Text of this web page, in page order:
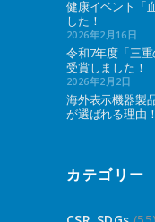
健康イベント「
した！
2026年2月16日
令和7年度「三
受賞しました！
2026年2月2日
海外表示機器製
が選ばれる理由！
カテゴリー